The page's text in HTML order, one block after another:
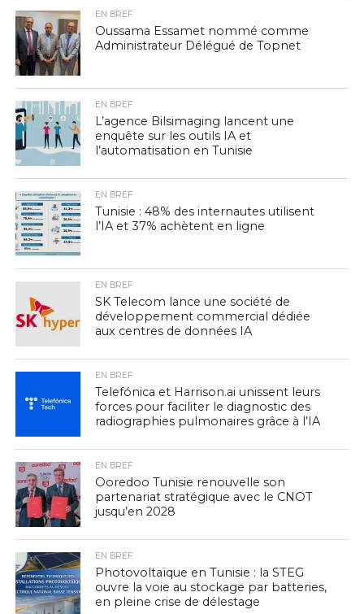
EN BREF
Oussama Essamet nommé comme
Administrateur Délégué de Topnet
EN BREF
L’agence Bilsimaging lancent une
enquête sur les outils IA et
l’automatisation en Tunisie
EN BREF
Tunisie : 48% des internautes utilisent
l’IA et 37% achètent en ligne
EN BREF
SK Telecom lance une société de
développement commercial dédiée
aux centres de données IA
EN BREF
Telefónica et Harrison.ai unissent leurs
forces pour faciliter le diagnostic des
radiographies pulmonaires grâce à l’IA
EN BREF
Ooredoo Tunisie renouvelle son
partenariat stratégique avec le CNOT
jusqu’en 2028
EN BREF
Photovoltaïque en Tunisie : la STEG
ouvre la voie au stockage par batteries,
en pleine crise de délestage